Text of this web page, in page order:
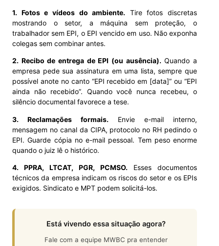
1. Fotos e vídeos do ambiente. Tire fotos discretas
mostrando o setor, a máquina sem proteção, o
trabalhador sem EPI, o EPI vencido em uso. Não exponha
colegas sem combinar antes.
2. Recibo de entrega de EPI (ou ausência).Quando a
empresa pede sua assinatura em uma lista, sempre que
possível anote no canto “EPI recebido em [data]” ou “EPI
ainda não recebido”. Quando você nunca recebeu, o
silêncio documental favorece a tese.
3. Reclamações formais. Envie e-mail interno,
mensagem no canal da CIPA, protocolo no RH pedindo o
EPI. Guarde cópia no e-mail pessoal. Tem peso enorme
quando o juiz lê o histórico.
4. PPRA, LTCAT, PGR, PCMSO. Esses documentos
técnicos da empresa indicam os riscos do setor e os EPIs
exigidos. Sindicato e MPT podem solicitá-los.
Está vivendo essa situação agora?
Fale com a equipe MWBC pra entender